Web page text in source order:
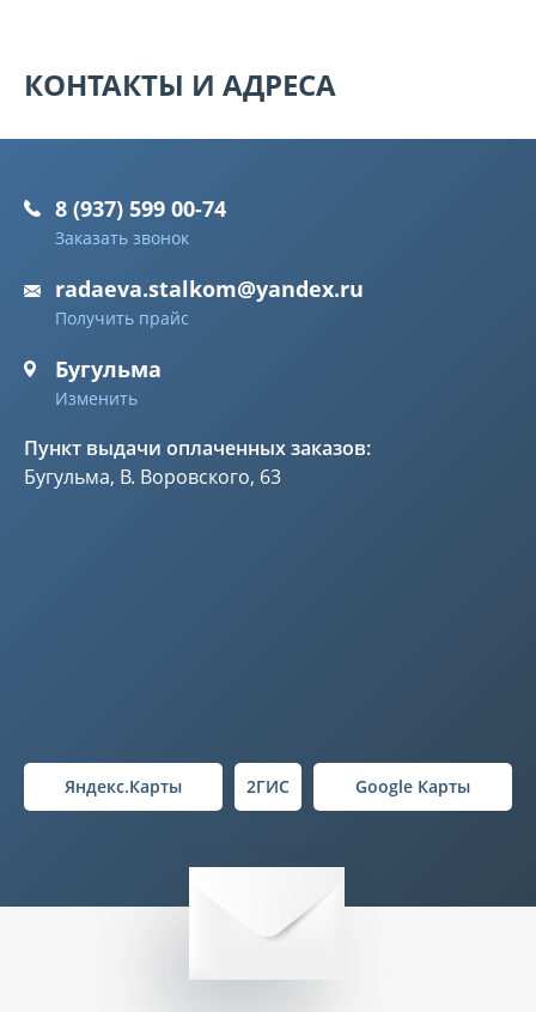
КОНТАКТЫ И АДРЕСА
8 (937) 599 00-74
Заказать звонок
radaeva.stalkom@yandex.ru
Получить прайс
Бугульма
Изменить
Пункт выдачи оплаченных заказов:
Бугульма, В. Воровского, 63
Яндекс.Карты 2ГИС Google Карты